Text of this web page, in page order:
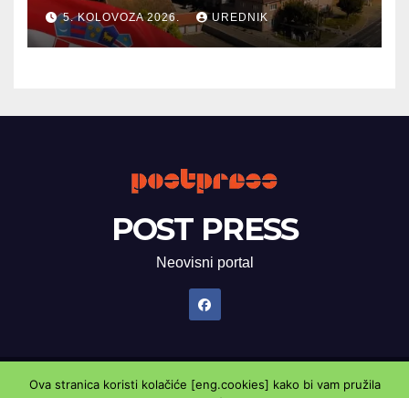
5. KOLOVOZA 2026. UREDNIK
POST PRESS
Neovisni portal
Proudly powered by WordPress| Theme: Newsup byThemeansar.
Ova stranica koristi kolačiće [eng.cookies] kako bi vam pružila